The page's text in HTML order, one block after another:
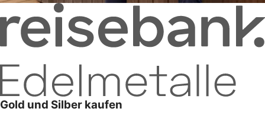
Gold und Silber kaufen